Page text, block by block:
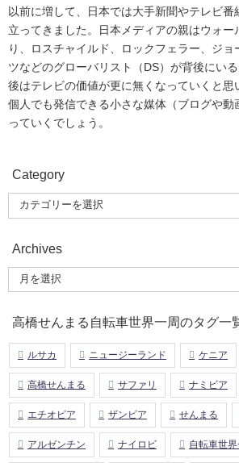
以前に増して、日本では大手新聞やテレビ番
立ってきました。日本メディアの親はウォー
り、ロスチャイルド、ロックフェラー、ジョ
ツなどのグローバリスト（DS）が背後にい
後はテレビの価値が更に無くなっていくと思
個人でも発信できる小さな媒体（ブログや動
っていくでしょう。
Category
Archives
高橋せんまる自転車世界一周のタグ一
ルサカ ニュージーランド ケニア
高橋せんまる サファリ ナミビア
エチオピア ザンビア せんまる
アルゼンチン ナイロビ 自転車世界